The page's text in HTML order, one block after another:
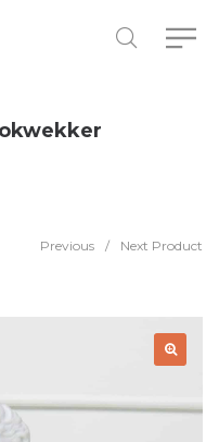
Previous / Next Product